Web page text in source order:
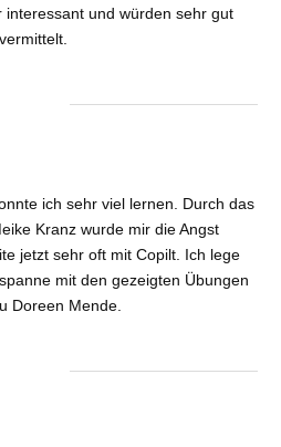
interessant und würden sehr gut
vermittelt.
ich sehr viel lernen. Durch das
Kranz wurde mir die Angst
jetzt sehr oft mit Copilt. Ich lege
mit den gezeigten Übungen
Doreen Mende.